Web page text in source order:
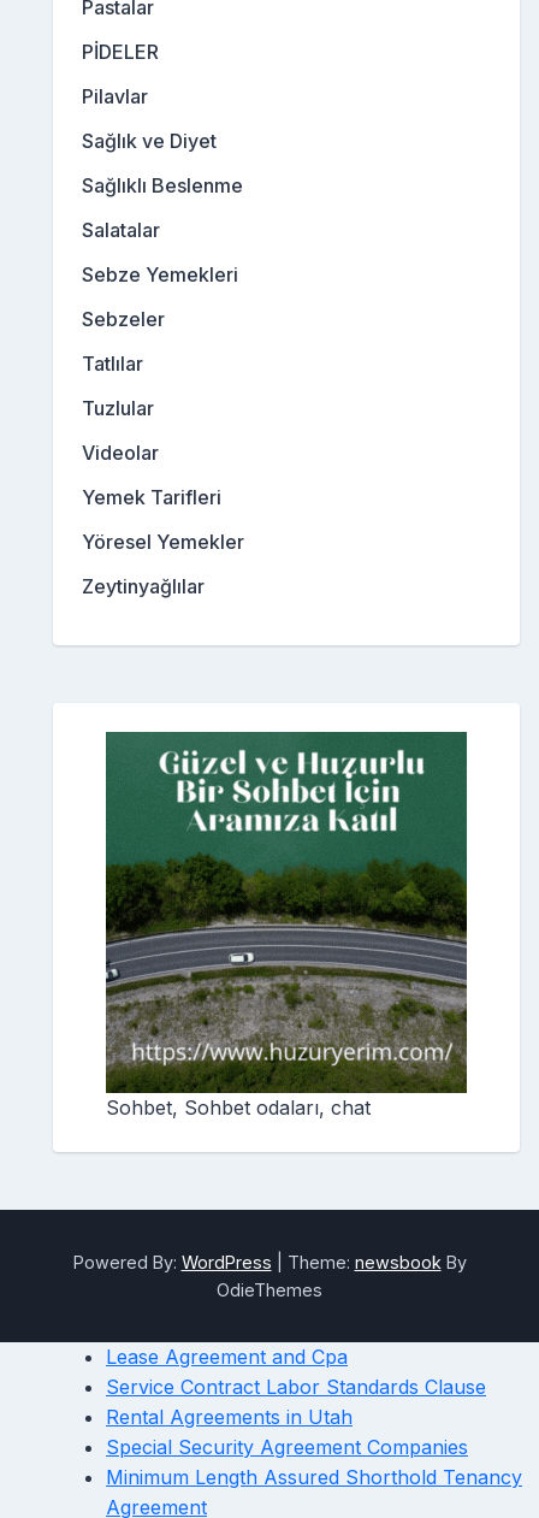
Pastalar
PİDELER
Pilavlar
Sağlık ve Diyet
Sağlıklı Beslenme
Salatalar
Sebze Yemekleri
Sebzeler
Tatlılar
Tuzlular
Videolar
Yemek Tarifleri
Yöresel Yemekler
Zeytinyağlılar
Sohbet, Sohbet odaları, chat
Powered By: WordPress Theme: newsbook By
OdieThemes
Lease Agreement and Cpa
Service Contract Labor Standards Clause
Rental Agreements in Utah
Special Security Agreement Companies
Minimum Length Assured Shorthold Tenancy
Agreement